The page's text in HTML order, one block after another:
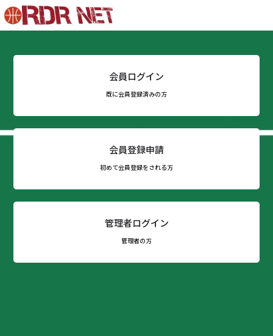
会員ログイン
既に会員登録済みの方
会員登録申請
初めて会員登録をされる方
管理者ログイン
管理者の方